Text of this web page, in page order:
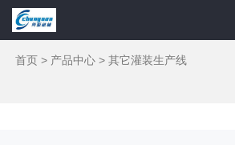
首页> 产品中心> 其它灌装生产线